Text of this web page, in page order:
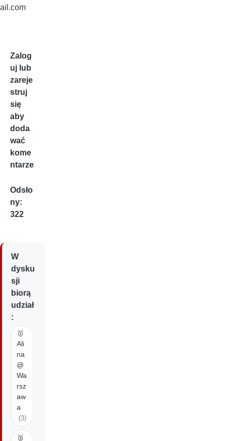
ail.com
Zalog
uj lub
zareje
struj
się
aby
doda
wać
kome
ntarze
Odsło
ny:
322
W
dysku
sji
biorą
udział
:
🥇
Ali
na
@
Wa
rsz
aw
a
(3)
🥈